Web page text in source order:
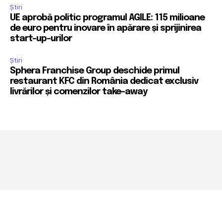
Știri
UE aprobă politic programul AGILE: 115 milioane
de euro pentru inovare în apărare și sprijinirea
start-up-urilor
Știri
Sphera Franchise Group deschide primul
restaurant KFC din România dedicat exclusiv
livrărilor și comenzilor take-away